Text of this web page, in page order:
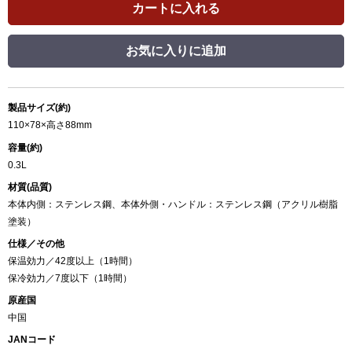
カートに入れる
お気に入りに追加
製品サイズ(約)
110×78×高さ88mm
容量(約)
0.3L
材質(品質)
本体内側：ステンレス鋼、本体外側・ハンドル：ステンレス鋼（アクリル樹脂
塗装）
仕様／その他
保温効力／42度以上（1時間）
保冷効力／7度以下（1時間）
原産国
中国
JANコード